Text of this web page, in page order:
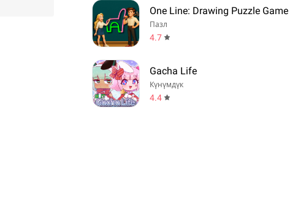
One Line: Drawing Puzzle Game
Пазл
4.7
Gacha Life
Күнүмдүк
4.4